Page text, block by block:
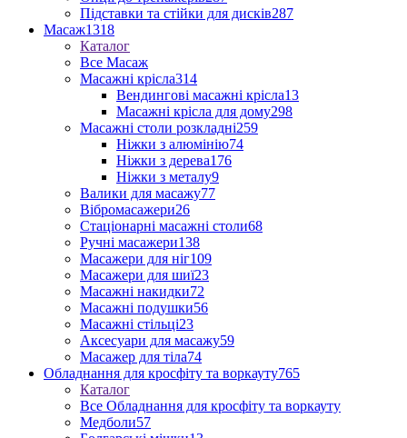
Підставки та стійки для дисків287
Масаж1318
Каталог
Все Масаж
Масажні крісла314
Вендингові масажні крісла13
Масажні крісла для дому298
Масажні столи розкладні259
Ніжки з алюмінію74
Ніжки з дерева176
Ніжки з металу9
Валики для масажу77
Вібромасажери26
Стаціонарні масажні столи68
Ручні масажери138
Масажери для ніг109
Масажери для шиї23
Масажні накидки72
Масажні подушки56
Масажні стільці23
Аксесуари для масажу59
Масажер для тіла74
Обладнання для кросфіту та воркауту765
Каталог
Все Обладнання для кросфіту та воркауту
Медболи57